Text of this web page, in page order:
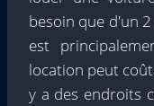
besoin que d'un
est
location peut
y a des endroits